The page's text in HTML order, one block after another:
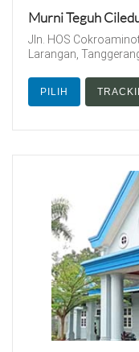
Murni Teguh
Jln. HOS
Larangan,
PILIH